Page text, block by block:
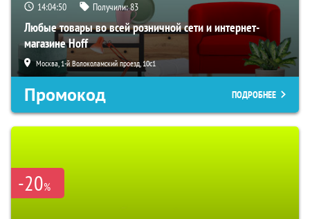
14:04:49 Получили:83
Любые товары во всей розничной сети и интернет-
магазине Hoff
Москва, 1-й Волоколамский проезд, 10с1
Промокод ПОДРОБНЕЕ
-20%